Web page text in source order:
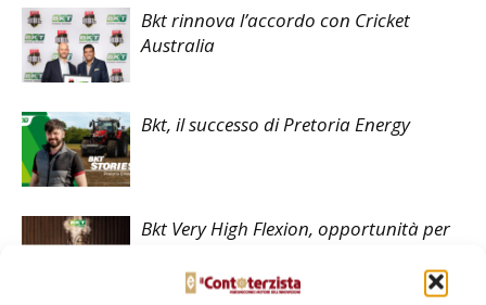
Bkt rinnova l’accordo con Cricket
Australia
Bkt, il successo di Pretoria Energy
Bkt Very High Flexion, opportunità per